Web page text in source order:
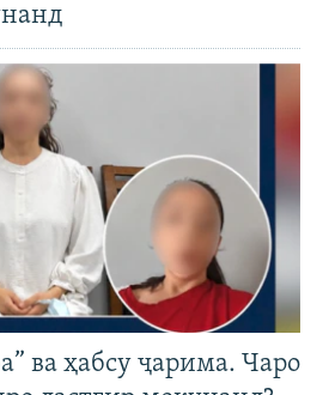
ва ҳабсу ҷарима. Чаро